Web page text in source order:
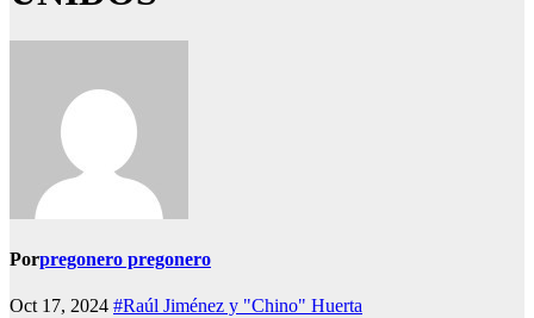
Porpregonero pregonero
Oct 17, 2024 #Raúl Jiménez y "Chino" Huerta